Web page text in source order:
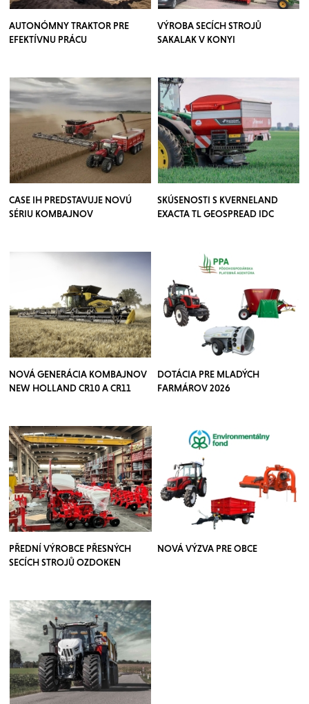
AUTONÓMNY TRAKTOR PRE
EFEKTÍVNU PRÁCU
VÝROBA SECÍCH STROJŮ
SAKALAK V KONYI
CASE IH PREDSTAVUJE NOVÚ
SÉRIU KOMBAJNOV
SKÚSENOSTI S KVERNELAND
EXACTA TL GEOSPREAD IDC
NOVÁ GENERÁCIA KOMBAJNOV
NEW HOLLAND CR10 A CR11
DOTÁCIA PRE MLADÝCH
FARMÁROV 2026
PŘEDNÍ VÝROBCE PŘESNÝCH
SECÍCH STROJŮ OZDOKEN
NOVÁ VÝZVA PRE OBCE